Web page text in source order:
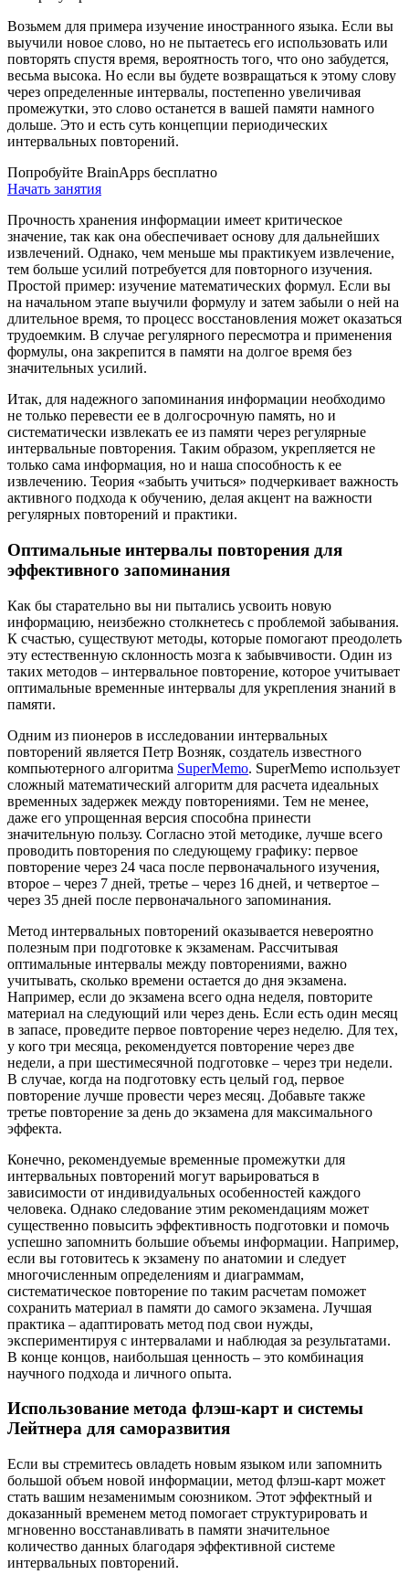
Возьмем для примера изучение иностранного языка. Если вы
выучили новое слово, но не пытаетесь его использовать или
повторять спустя время, вероятность того, что оно забудется,
весьма высока. Но если вы будете возвращаться к этому слову
через определенные интервалы, постепенно увеличивая
промежутки, это слово останется в вашей памяти намного
дольше. Это и есть суть концепции периодических
интервальных повторений.
Попробуйте BrainApps бесплатно
Начать занятия
Прочность хранения информации имеет критическое
значение, так как она обеспечивает основу для дальнейших
извлечений. Однако, чем меньше мы практикуем извлечение,
тем больше усилий потребуется для повторного изучения.
Простой пример: изучение математических формул. Если вы
на начальном этапе выучили формулу и затем забыли о ней на
длительное время, то процесс восстановления может оказаться
трудоемким. В случае регулярного пересмотра и применения
формулы, она закрепится в памяти на долгое время без
значительных усилий.
Итак, для надежного запоминания информации необходимо
не только перевести ее в долгосрочную память, но и
систематически извлекать ее из памяти через регулярные
интервальные повторения. Таким образом, укрепляется не
только сама информация, но и наша способность к ее
извлечению. Теория «забыть учиться» подчеркивает важность
активного подхода к обучению, делая акцент на важности
регулярных повторений и практики.
Оптимальные интервалы повторения для
эффективного запоминания
Как бы старательно вы ни пытались усвоить новую
информацию, неизбежно столкнетесь с проблемой забывания.
К счастью, существуют методы, которые помогают преодолеть
эту естественную склонность мозга к забывчивости. Один из
таких методов – интервальное повторение, которое учитывает
оптимальные временные интервалы для укрепления знаний в
памяти.
Одним из пионеров в исследовании интервальных
повторений является Петр Возняк, создатель известного
компьютерного алгоритма SuperMemo. SuperMemo использует
сложный математический алгоритм для расчета идеальных
временных задержек между повторениями. Тем не менее,
даже его упрощенная версия способна принести
значительную пользу. Согласно этой методике, лучше всего
проводить повторения по следующему графику: первое
повторение через 24 часа после первоначального изучения,
второе – через 7 дней, третье – через 16 дней, и четвертое –
через 35 дней после первоначального запоминания.
Метод интервальных повторений оказывается невероятно
полезным при подготовке к экзаменам. Рассчитывая
оптимальные интервалы между повторениями, важно
учитывать, сколько времени остается до дня экзамена.
Например, если до экзамена всего одна неделя, повторите
материал на следующий или через день. Если есть один месяц
в запасе, проведите первое повторение через неделю. Для тех,
у кого три месяца, рекомендуется повторение через две
недели, а при шестимесячной подготовке – через три недели.
В случае, когда на подготовку есть целый год, первое
повторение лучше провести через месяц. Добавьте также
третье повторение за день до экзамена для максимального
эффекта.
Конечно, рекомендуемые временные промежутки для
интервальных повторений могут варьироваться в
зависимости от индивидуальных особенностей каждого
человека. Однако следование этим рекомендациям может
существенно повысить эффективность подготовки и помочь
успешно запомнить большие объемы информации. Например,
если вы готовитесь к экзамену по анатомии и следует
многочисленным определениям и диаграммам,
систематическое повторение по таким расчетам поможет
сохранить материал в памяти до самого экзамена. Лучшая
практика – адаптировать метод под свои нужды,
экспериментируя с интервалами и наблюдая за результатами.
В конце концов, наибольшая ценность – это комбинация
научного подхода и личного опыта.
Использование метода флэш-карт и системы
Лейтнера для саморазвития
Если вы стремитесь овладеть новым языком или запомнить
большой объем новой информации, метод флэш-карт может
стать вашим незаменимым союзником. Этот эффектный и
доказанный временем метод помогает структурировать и
мгновенно восстанавливать в памяти значительное
количество данных благодаря эффективной системе
интервальных повторений.